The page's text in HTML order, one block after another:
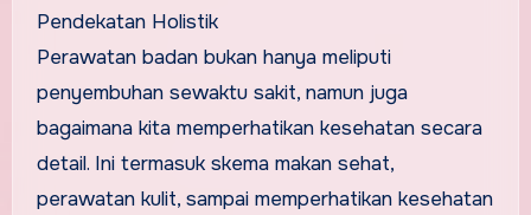
Pendekatan Holistik
Perawatan badan bukan hanya meliputi
penyembuhan sewaktu sakit, namun juga
bagaimana kita memperhatikan kesehatan secara
detail. Ini termasuk skema makan sehat,
perawatan kulit, sampai memperhatikan kesehatan